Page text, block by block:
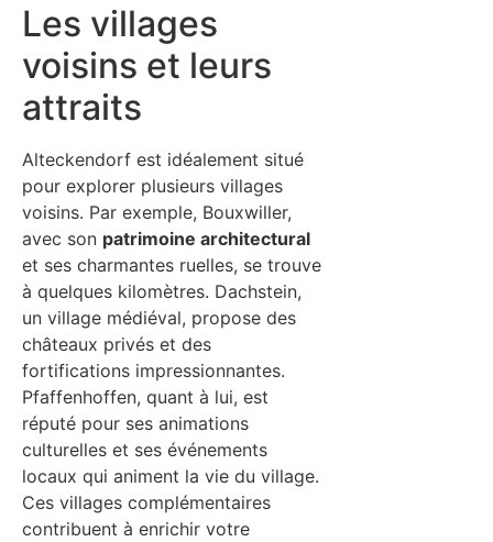
Les villages
voisins et leurs
attraits
Alteckendorf est idéalement situé
pour explorer plusieurs villages
voisins. Par exemple, Bouxwiller,
avec son patrimoine architectural
et ses charmantes ruelles, se trouve
à quelques kilomètres. Dachstein,
un village médiéval, propose des
châteaux privés et des
fortifications impressionnantes.
Pfaffenhoffen, quant à lui, est
réputé pour ses animations
culturelles et ses événements
locaux qui animent la vie du village.
Ces villages complémentaires
contribuent à enrichir votre